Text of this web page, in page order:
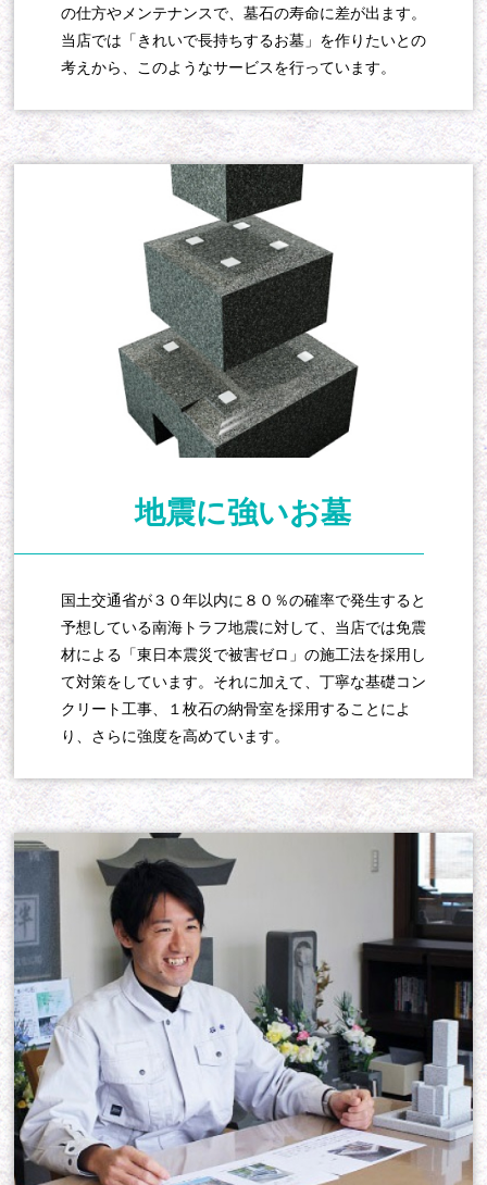
の仕方やメンテナンスで、墓石の寿命に差が出ます。
当店では「きれいで長持ちするお墓」を作りたいとの
考えから、このようなサービスを行っています。
地震に強いお墓
国土交通省が３０年以内に８０％の確率で発生すると
予想している南海トラフ地震に対して、当店では免震
材による「東日本震災で被害ゼロ」の施工法を採用し
て対策をしています。それに加えて、丁寧な基礎コン
クリート工事、１枚石の納骨室を採用することによ
り、さらに強度を高めています。